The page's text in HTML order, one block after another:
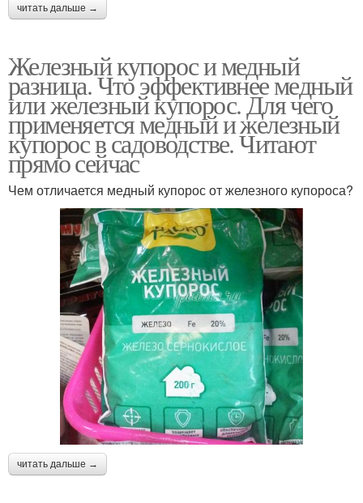
читать дальше →
Железный купорос и медный
разница. Что эффективнее медный
или железный купорос. Для чего
применяется медный и железный
купорос в садоводстве. Читают
прямо сейчас
Чем отличается медный купорос от железного купороса?
читать дальше →